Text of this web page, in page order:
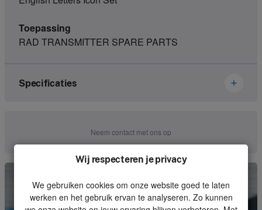
Toepassing
RAD TRANSMITTER SPARE PARTS
Specificaties
Eenheid
Stuk
Neem contact met ons op
Wij respecteren je privacy
We gebruiken cookies om onze website goed te laten
werken en het gebruik ervan te analyseren. Zo kunnen